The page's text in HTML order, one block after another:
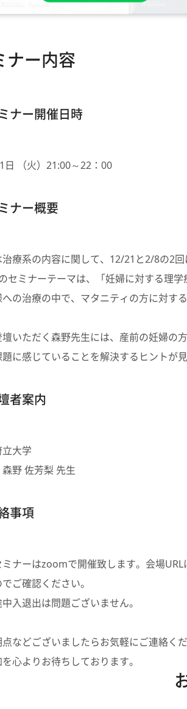
ナー内容
ナー開催日時
日 （火）21:00～22：00
ナー概要
治療系の内容に関して、12/21と2/8の2回
セミナーテーマは、「妊婦に対する理学
への治療の中で、マタニティの方に対す
壇いただく森野先生には、産前の妊婦の
に感じていることを解決するヒントが
者案内
大学
野 佐芳梨 先生
事項
ミナーはzoomで開催致します。会場
ご確認ください。
中入退出は問題ございません。
などございましたらお気軽にご連絡くだ
心よりお待ちしております。